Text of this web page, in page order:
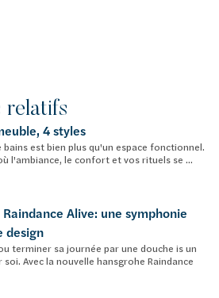
relatifs
4 styles
bains est bien plus qu'un espace fonctionnel.
l'ambiance, le confort et vos rituels se ...
Alive: une symphonie
design
terminer sa journée par une douche is un
Avec la nouvelle hansgrohe Raindance